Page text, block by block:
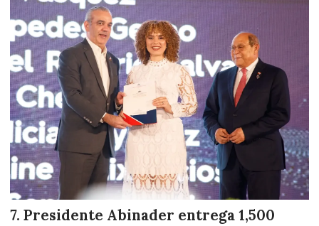
Presidente Abinader entrega 1,500